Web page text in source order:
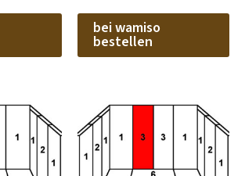
bei wamiso
bestellen